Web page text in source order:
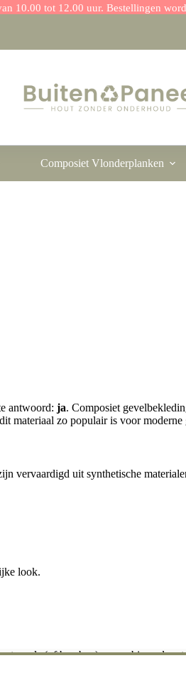
10.00 tot 12.00 uur. Bestellingen
Composiet Vlonderplanken
antwoord: ja. Composiet
materiaal zo populair is voor moderne
vervaardigd uit synthetische
look.
(of bamboe) gecombineerd